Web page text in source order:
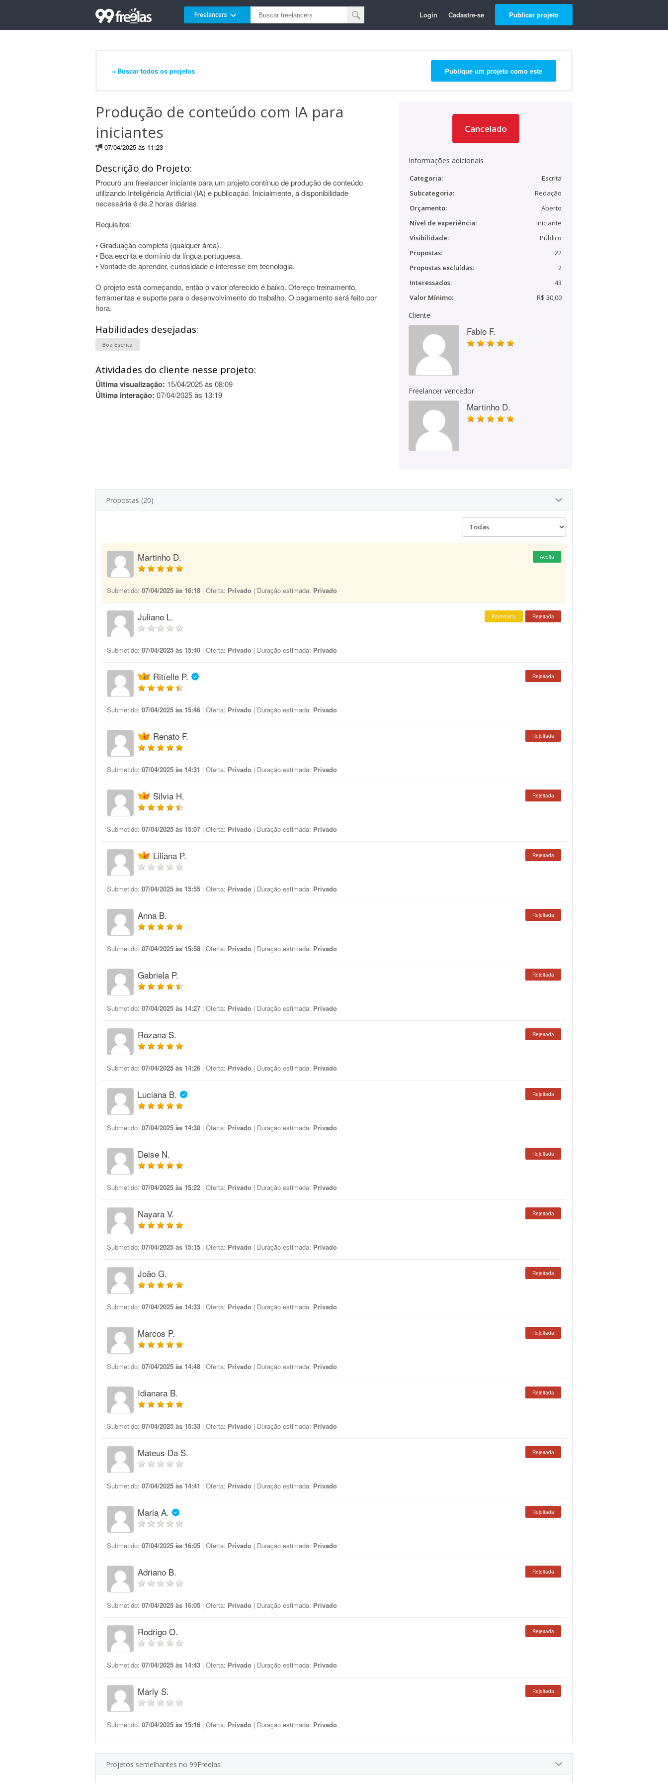
Freelancers Login Cadastre-se Publicar projeto
« Buscar todos os projetos Publique um projeto como este
Produção de conteúdo com IA para
iniciantes
07/04/2025 às 11:23
Descrição do Projeto:
Procuro um freelancer iniciante para um projeto contínuo de produção de conteúdo
utilizando Inteligência Artificial (IA) e publicação. Inicialmente, a disponibilidade
necessária é de 2 horas diárias.
Requisitos:
• Graduação completa (qualquer área).
• Boa escrita e domínio da língua portuguesa.
• Vontade de aprender, curiosidade e interesse em tecnologia.
O projeto está começando, então o valor oferecido é baixo. Ofereço treinamento,
ferramentas e suporte para o desenvolvimento do trabalho. O pagamento será feito por
hora.
Habilidades desejadas:
Boa Escrita
Atividades do cliente nesse projeto:
Última visualização: 15/04/2025 às 08:09
Última interação: 07/04/2025 às 13:19
Cancelado
Informações adicionais
Categoria:
Escrita
Subcategoria:
Redação
Orçamento:
Aberto
Nível de experiência:
Iniciante
Visibilidade:
Público
Propostas:
22
Propostas excluídas:
2
Interessados:
43
Valor Mínimo:
R$ 30,00
Cliente
Fabio F.
Freelancer vencedor
Martinho D.
Propostas (20)
Martinho D. Aceita
Submetido: 07/04/2025 às 16:18 | Oferta: Privado | Duração estimada: Privado
Juliane L. Promovida Rejeitada
Submetido: 07/04/2025 às 15:40 | Oferta: Privado | Duração estimada: Privado
Ritíelle P. Rejeitada
Submetido: 07/04/2025 às 15:46 | Oferta: Privado | Duração estimada: Privado
Renato F. Rejeitada
Submetido: 07/04/2025 às 14:31 | Oferta: Privado | Duração estimada: Privado
Silvia H. Rejeitada
Submetido: 07/04/2025 às 15:07 | Oferta: Privado | Duração estimada: Privado
Liliana P. Rejeitada
Submetido: 07/04/2025 às 15:55 | Oferta: Privado | Duração estimada: Privado
Anna B. Rejeitada
Submetido: 07/04/2025 às 15:58 | Oferta: Privado | Duração estimada: Privado
Gabriela P. Rejeitada
Submetido: 07/04/2025 às 14:27 | Oferta: Privado | Duração estimada: Privado
Rozana S. Rejeitada
Submetido: 07/04/2025 às 14:26 | Oferta: Privado | Duração estimada: Privado
Luciana B. Rejeitada
Submetido: 07/04/2025 às 14:30 | Oferta: Privado | Duração estimada: Privado
Deise N. Rejeitada
Submetido: 07/04/2025 às 15:22 | Oferta: Privado | Duração estimada: Privado
Nayara V. Rejeitada
Submetido: 07/04/2025 às 15:15 | Oferta: Privado | Duração estimada: Privado
João G. Rejeitada
Submetido: 07/04/2025 às 14:33 | Oferta: Privado | Duração estimada: Privado
Marcos P. Rejeitada
Submetido: 07/04/2025 às 14:48 | Oferta: Privado | Duração estimada: Privado
Idianara B. Rejeitada
Submetido: 07/04/2025 às 15:33 | Oferta: Privado | Duração estimada: Privado
Mateus Da S. Rejeitada
Submetido: 07/04/2025 às 14:41 | Oferta: Privado | Duração estimada: Privado
Maria A. Rejeitada
Submetido: 07/04/2025 às 16:05 | Oferta: Privado | Duração estimada: Privado
Adriano B. Rejeitada
Submetido: 07/04/2025 às 16:05 | Oferta: Privado | Duração estimada: Privado
Rodrigo O. Rejeitada
Submetido: 07/04/2025 às 14:43 | Oferta: Privado | Duração estimada: Privado
Marly S. Rejeitada
Submetido: 07/04/2025 às 15:16 | Oferta: Privado | Duração estimada: Privado
Projetos semelhantes no 99Freelas